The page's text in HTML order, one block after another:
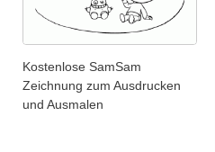
Kostenlose SamSam
Zeichnung zum Ausdrucken
und Ausmalen